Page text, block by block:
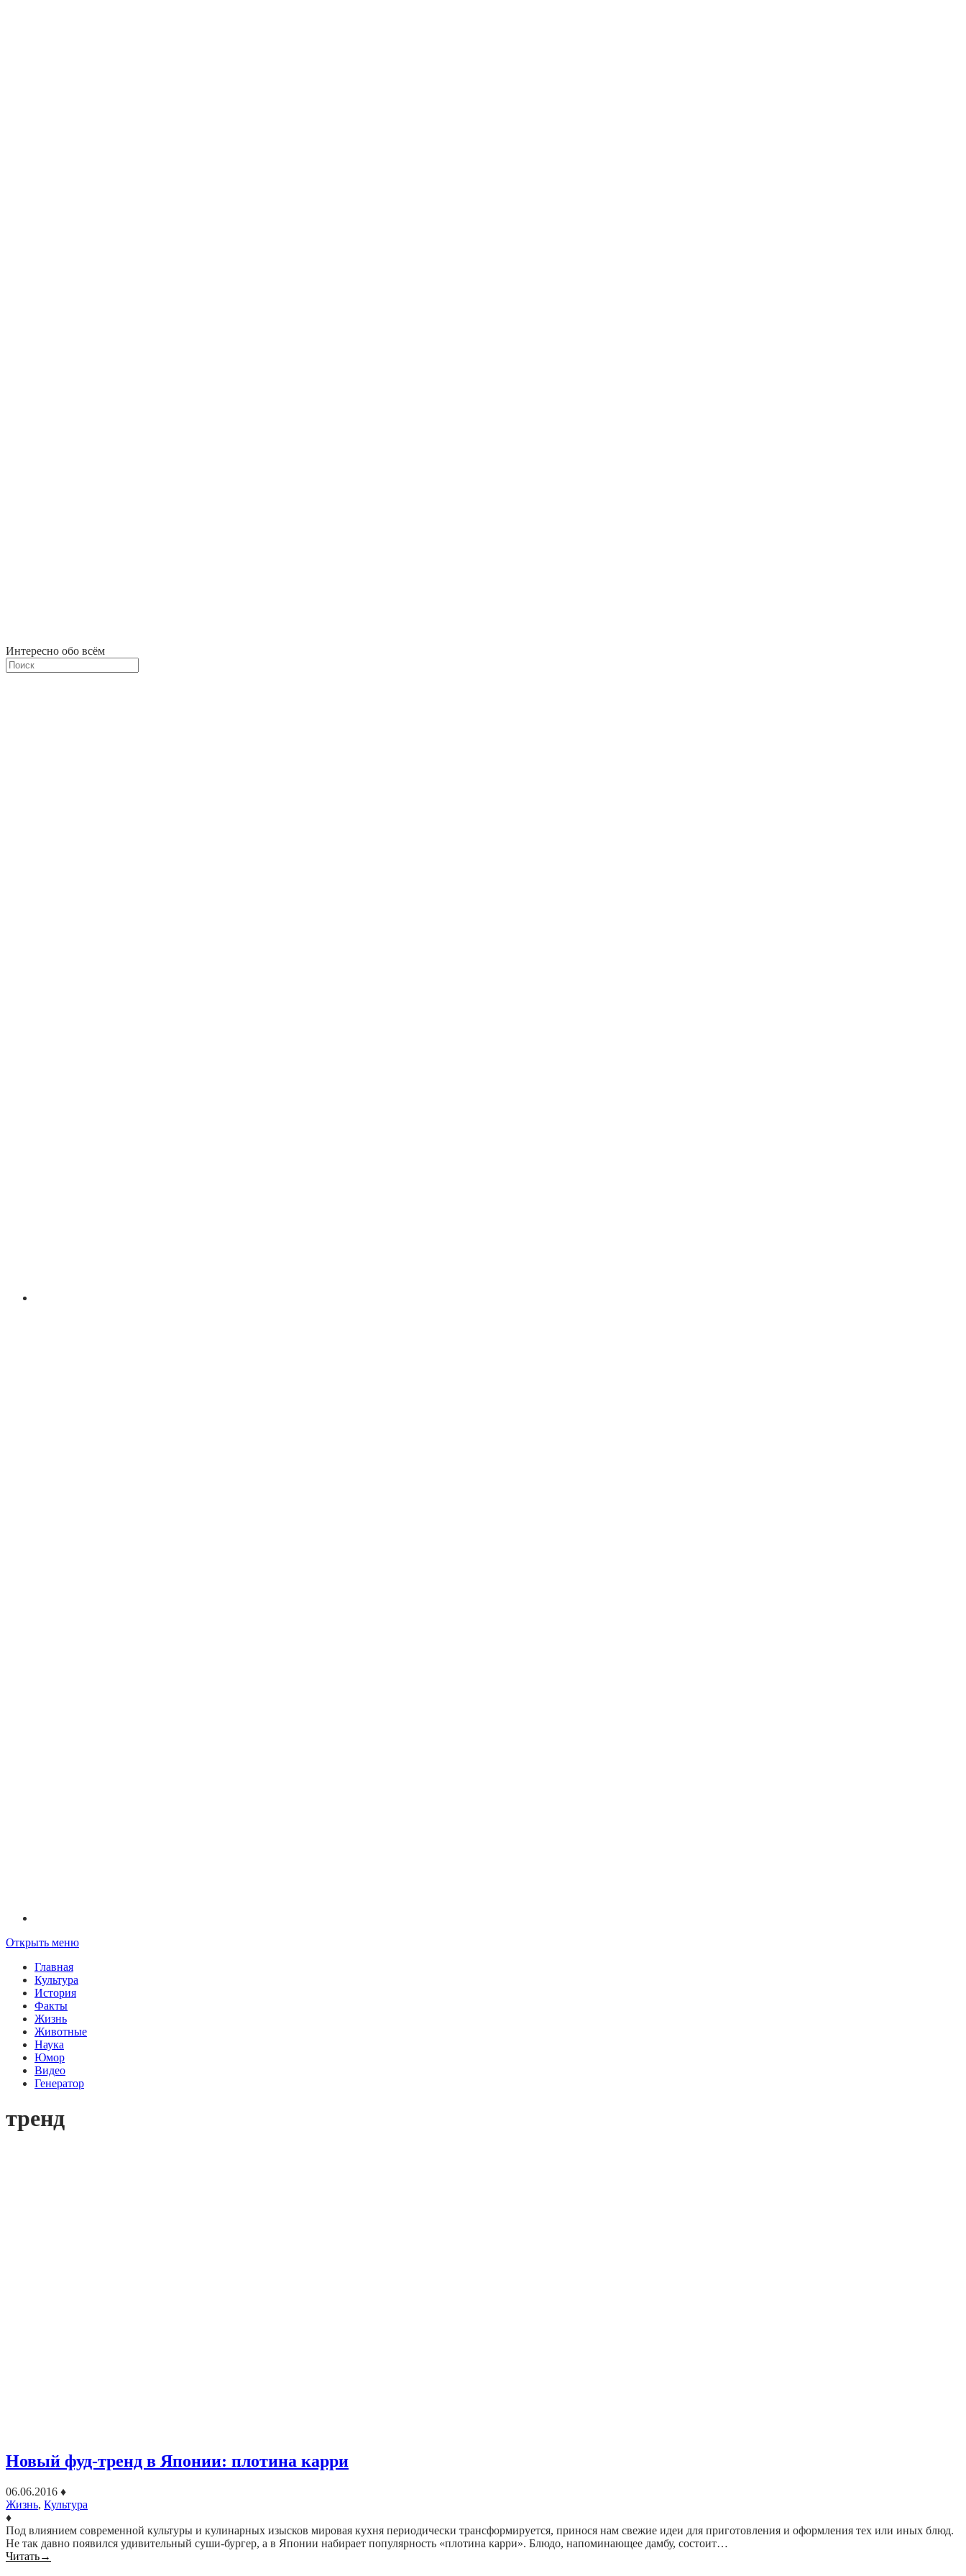
Интересно обо всём
Открыть меню
Главная
Культура
История
Факты
Жизнь
Животные
Наука
Юмор
Видео
Генератор
тренд
Новый фуд-тренд в Японии: плотина карри
06.06.2016 ♦
Жизнь, Культура
♦
Под влиянием современной культуры и кулинарных изысков мировая кухня периодически трансформируется, принося нам свежие идеи для приготовления и оформления тех или иных блюд.
Не так давно появился удивительный суши-бургер, а в Японии набирает популярность «плотина карри». Блюдо, напоминающее дамбу, состоит…
Читать→